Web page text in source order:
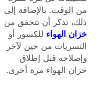
من الوقت. بالإضافة إلى
ذلك، تذكر أن تتحقق من
خزان الهواء للكسور أو
التسربات من حين لآخر
وإصلاحه قبل إطلاق
خزان الهواء مرة أخرى.